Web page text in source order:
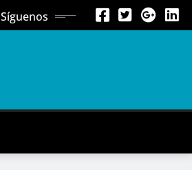
Síguenos